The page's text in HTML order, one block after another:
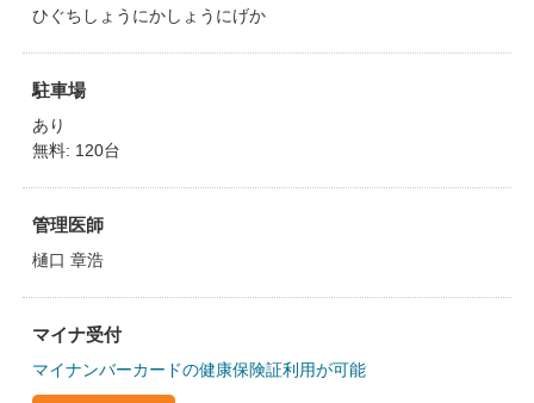
ひぐちしょうにかしょうにげか
駐車場
あり
無料: 120台
管理医師
樋口 章浩
マイナ受付
マイナンバーカードの健康保険証利用が可能